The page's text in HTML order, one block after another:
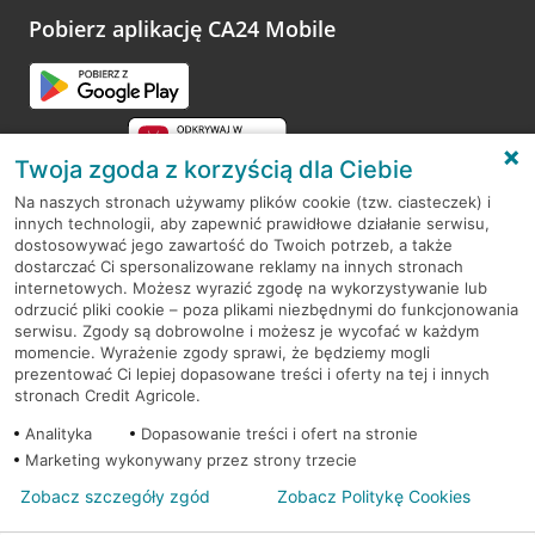
opinie.
Pobierz aplikację CA24 Mobile
RODO
Regulamin serwisu
Mapa serwisu
PolitykaCookies
© 2026 Credit Agricole Bank Polska S.A. Wszelkie prawa zastrzeżone
Twoja zgoda z korzyścią dla Ciebie
Na naszych stronach używamy plików cookie (tzw. ciasteczek) i
innych technologii, aby zapewnić prawidłowe działanie serwisu,
dostosowywać jego zawartość do Twoich potrzeb, a także
dostarczać Ci spersonalizowane reklamy na innych stronach
internetowych. Możesz wyrazić zgodę na wykorzystywanie lub
odrzucić pliki cookie – poza plikami niezbędnymi do funkcjonowania
serwisu. Zgody są dobrowolne i możesz je wycofać w każdym
momencie. Wyrażenie zgody sprawi, że będziemy mogli
prezentować Ci lepiej dopasowane treści i oferty na tej i innych
stronach Credit Agricole.
Analityka
Dopasowanie treści i ofert na stronie
Marketing wykonywany przez strony trzecie
Zobacz szczegóły zgód Zobacz Politykę Cookies